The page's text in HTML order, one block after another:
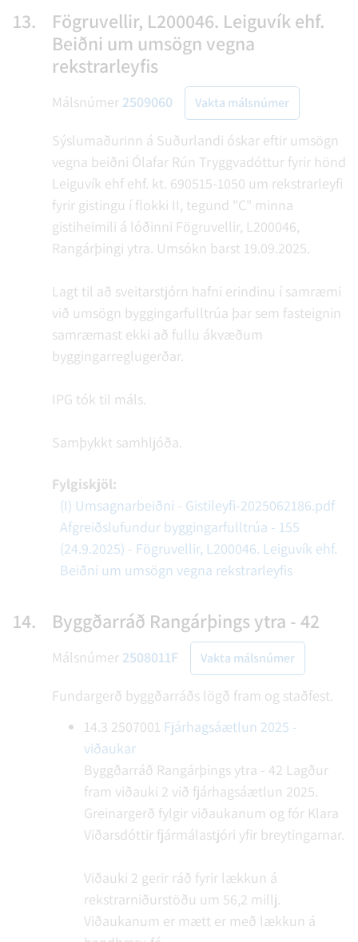
13.
Fögruvellir, L200046. Leiguvík ehf.
Beiðni um umsögn vegna
rekstrarleyfis
Málsnúmer 2509060 Vakta málsnúmer
Sýslumaðurinn á Suðurlandi óskar eftir umsögn
vegna beiðni Ólafar Rún Tryggvadóttur fyrir hönd
Leiguvík ehf ehf. kt. 690515-1050 um rekstrarleyfi
fyrir gistingu í flokki II, tegund "C" minna
gistiheimili á lóðinni Fögruvellir, L200046,
Rangárþingi ytra. Umsókn barst 19.09.2025.
Lagt til að sveitarstjórn hafni erindinu í samræmi
við umsögn byggingarfulltrúa þar sem fasteignin
samræmast ekki að fullu ákvæðum
byggingarreglugerðar.
IPG tók til máls.
Samþykkt samhljóða.
Fylgiskjöl:
(I) Umsagnarbeiðni - Gistileyfi-2025062186.pdf
Afgreiðslufundur byggingarfulltrúa - 155
(24.9.2025) - Fögruvellir, L200046. Leiguvík ehf.
Beiðni um umsögn vegna rekstrarleyfis
14. Byggðarráð Rangárþings ytra - 42
Málsnúmer 2508011F Vakta málsnúmer
Fundargerð byggðarráðs lögð fram og staðfest.
14.3 2507001 Fjárhagsáætlun 2025 -
viðaukar
Byggðarráð Rangárþings ytra - 42 Lagður
fram viðauki 2 við fjárhagsáætlun 2025.
Greinargerð fylgir viðaukanum og fór Klara
Viðarsdóttir fjármálastjóri yfir breytingarnar.
Viðauki 2 gerir ráð fyrir lækkun á
rekstrarniðurstöðu um 56,2 millj.
Viðaukanum er mætt er með lækkun á